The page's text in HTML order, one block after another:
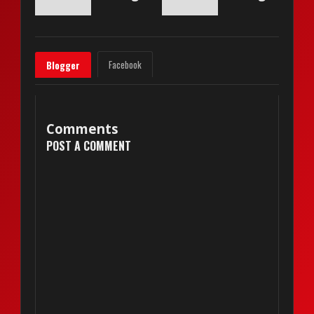
Blogger Facebook
Comments
POST A COMMENT